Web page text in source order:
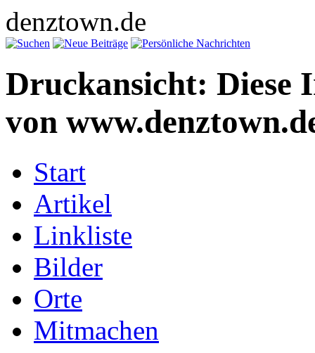
denztown.de
Druckansicht: Diese
von
Start
Artikel
Linkliste
Bilder
Orte
Mitmachen